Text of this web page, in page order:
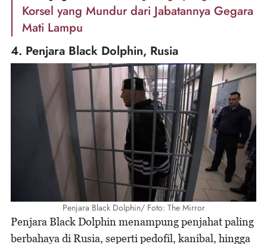
Korsel yang Mundur dari Jabatannya Gegara
Mati Lampu
4. Penjara Black Dolphin, Rusia
Penjara Black Dolphin/ Foto: The Mirror
Penjara Black Dolphin menampung penjahat paling
berbahaya di Rusia, seperti pedofil, kanibal, hingga